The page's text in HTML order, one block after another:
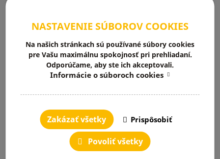
16,90 €
} basketbalová lopta Winner Grippy veľkosť: 7
NASTAVENIE SÚBOROV COOKIES
Na našich stránkach sú používané súbory cookies
pre Vašu maximálnu spokojnosť pri prehliadaní.
Odporúčame, aby ste ich akceptovali.
Informácie o súboroch cookies
Zakázať všetky Prispôsobiť
Povoliť všetky